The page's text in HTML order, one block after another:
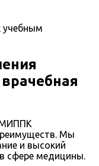
учебным
МИППК
Мы
и высокий
сфере медицины.